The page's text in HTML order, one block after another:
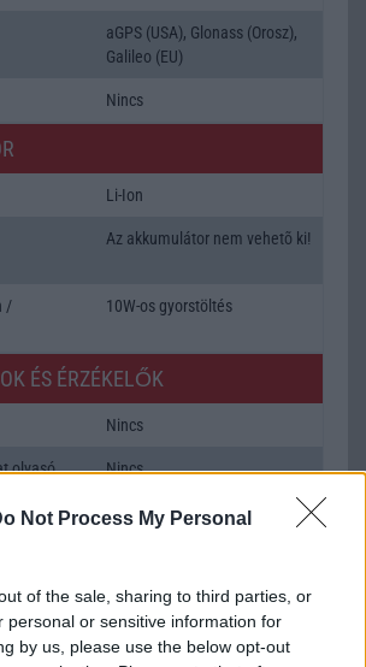
Not Process My Personal
of the sale, sharing to third parties, or
personal or sensitive information for
by us, please use the below opt-out
aGPS (USA), Glonass (Orosz),
Galileo (EU)
Nincs
Li-Ion
Az akkumulátor nem vehetõ ki!
/
10W-os gyorstöltés
ÉS ÉRZÉKELŐK
Nincs
olvasó Nincs
alap szolgáltatás
alkalmazás független szótár
alap szolgáltatás